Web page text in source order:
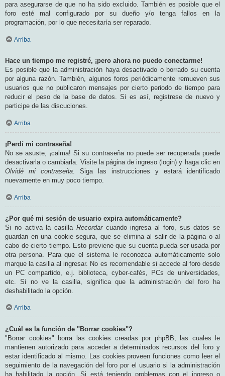
para asegurarse de que no ha sido excluido. También es posible que el
foro esté mal configurado por su dueño y/o tenga fallos en la
programación, por lo que necesitaría ser reparado.
Arriba
Hace un tiempo me registré, ¡pero ahora no puedo conectarme!
Es posible que la administración haya desactivado o borrado su cuenta
por alguna razón. También, algunos foros periódicamente remueven sus
usuarios que no publicaron mensajes por cierto periodo de tiempo para
reducir el peso de la base de datos. Si es así, registrese de nuevo y
participe de las discuciones.
Arriba
¡Perdí mi contraseña!
No se asuste, ¡calma! Si su contraseña no puede ser recuperada puede
desactivarla o cambiarla. Visite la página de ingreso (login) y haga clic en
Olvidé mi contraseña. Siga las instrucciones y estará identificado
nuevamente en muy poco tiempo.
Arriba
¿Por qué mi sesión de usuario expira automáticamente?
Si no activa la casilla Recordarcuando ingresa al foro, sus datos se
guardan en una cookie segura, que se elimina al salir de la página o al
cabo de cierto tiempo. Esto previene que su cuenta pueda ser usada por
otra persona. Para que el sistema le reconozca automáticamente solo
marque la casilla al ingresar. No es recomendable si accede al foro desde
un PC compartido, e.j. biblioteca, cyber-cafés, PCs de universidades,
etc. Si no ve la casilla, significa que la administración del foro ha
deshabilitado la opción.
Arriba
¿Cuál es la función de "Borrar cookies"?
"Borrar cookies" borra las cookies creadas por phpBB, las cuales le
mantienen autorizado para acceder a determinados recursos del foro y
estar identificado al mismo. Las cookies proveen funciones como leer el
seguimiento de la navegación del foro por el usuario si la administración
ha habilitado la opción. Si está teniendo problemas con el ingreso o